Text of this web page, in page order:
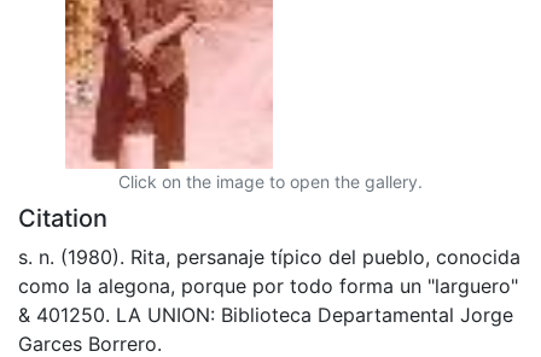
Click on the image to open the gallery.
Citation
s. n. (1980). Rita, persanaje típico del pueblo, conocida
como la alegona, porque por todo forma un "larguero"
& 401250. LA UNION: Biblioteca Departamental Jorge
Garces Borrero.